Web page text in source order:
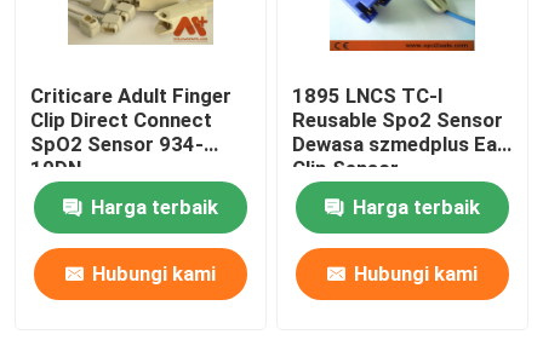
Criticare Adult Finger
Clip Direct Connect
SpO2 Sensor 934-
10DN
Harga terbaik
Hubungi kami
1895 LNCS TC-I
Reusable Spo2 Sensor
Dewasa szmedplus Ear
Clip Sensor
Harga terbaik
Hubungi kami